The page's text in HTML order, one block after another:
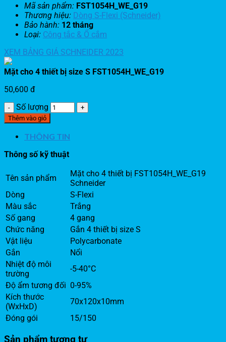
Mã sản phẩm: FST1054H_WE_G19
Thương hiệu: Dòng S-Flexi (Schneider)
Bảo hành: 12 tháng
Loại: Công tắc & Ổ cắm
XEM BẢNG GIÁ SCHNEIDER 2023
Mặt cho 4 thiết bị size S FST1054H_WE_G19
50,600 đ
Số lượng
Thêm vào giỏ
THÔNG TIN
Thông số kỹ thuật
Tên sản phẩm
Mặt cho 4 thiết bị FST1054H_WE_G19
Schneider
Dòng
S-Flexi
Màu sắc
Trắng
Số gang
4 gang
Chức năng
Gắn 4 thiết bị size S
Vật liệu
Polycarbonate
Gắn
Nổi
Nhiệt độ môi
trường
-5-40°C
Độ ẩm tương đối 0-95%
Kích thước
(WxHxD)
70x120x10mm
Đóng gói
15/150
Sản phẩm tương tự